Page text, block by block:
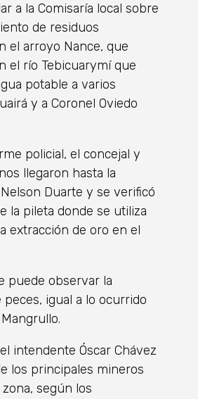
a la Comisaría local sobre
de residuos
el arroyo Nance, que
el río Tebicuarymí que
potable a varios
y a Coronel Oviedo
policial, el concejal y
llegaron hasta la
Duarte y se verificó
la pileta donde se utiliza
extracción de oro en el
puede observar la
peces, igual a lo ocurrido
intendente Óscar Chávez
los principales mineros
según los